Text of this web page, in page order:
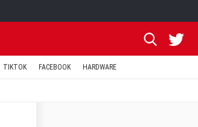
TIKTOK FACEBOOK HARDWARE